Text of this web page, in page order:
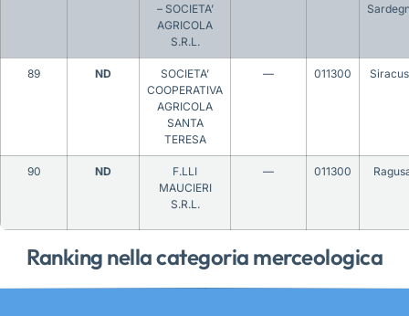
Ranking nella categoria merceologica
– SOCIETA’
AGRICOLA
S.R.L.
89 ND
SOCIETA’
COOPERATIVA
AGRICOLA
SANTA
TERESA
— 011300
90 ND
F.LLI
MAUCIERI
S.R.L.
— 011300